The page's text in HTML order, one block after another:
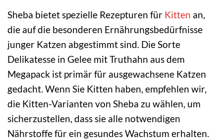
Sheba bietet spezielle Rezepturen für Kitten an,
die auf die besonderen Ernährungsbedürfnisse
junger Katzen abgestimmt sind. Die Sorte
Delikatesse in Gelee mit Truthahn aus dem
Megapack ist primär für ausgewachsene Katzen
gedacht. Wenn Sie Kitten haben, empfehlen wir,
die Kitten-Varianten von Sheba zu wählen, um
sicherzustellen, dass sie alle notwendigen
Nährstoffe für ein gesundes Wachstum erhalten.